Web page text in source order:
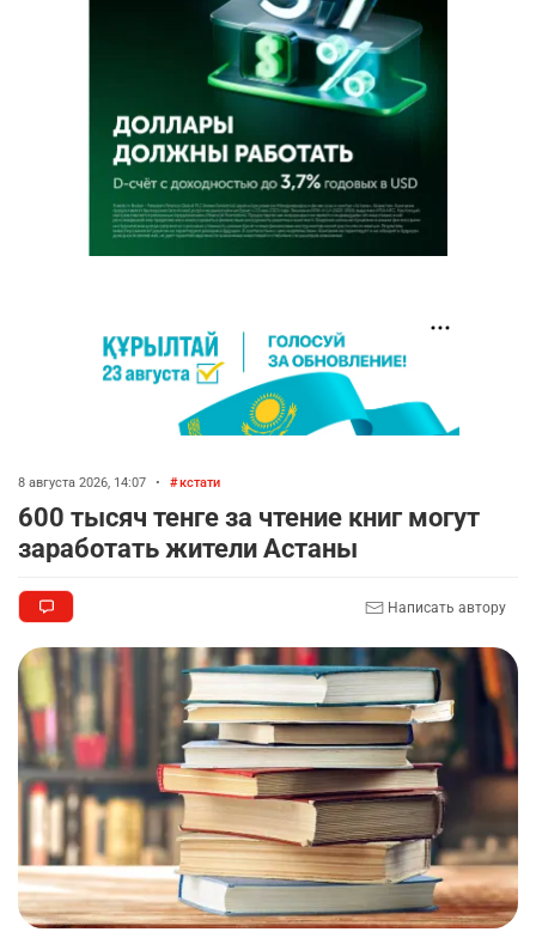
8 августа 2026, 14:07 • кстати
600 тысяч тенге за чтение книг могут
заработать жители Астаны
Написать автору